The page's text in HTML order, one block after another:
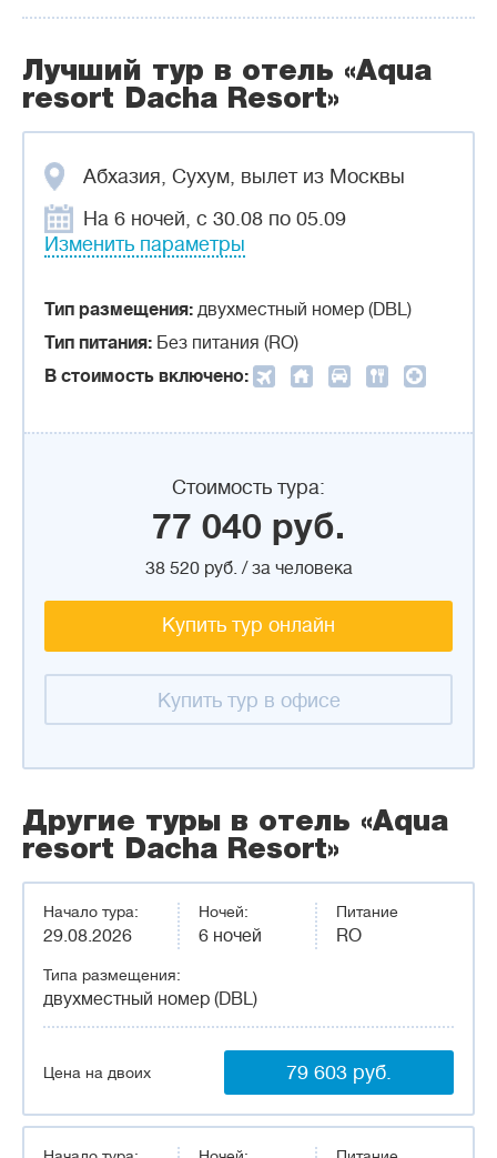
Лучший тур в отель «Aqua
resort Dacha Resort»
Абхазия, Сухум, вылет из Москвы
На 6 ночей, с 30.08 по 05.09
Изменить параметры
Тип размещения: двухместный номер (DBL)
Тип питания: Без питания (RO)
В стоимость включено:
Стоимость тура:
77 040 руб.
38 520 руб. / за человека
Купить тур онлайн
Купить тур в офисе
Другие туры в отель «Aqua
resort Dacha Resort»
Начало тура:
29.08.2026
Типа размещения:
двухместный номер (DBL)
Ночей:
6 ночей
Питание
RO
Цена на двоих 79 603 руб.